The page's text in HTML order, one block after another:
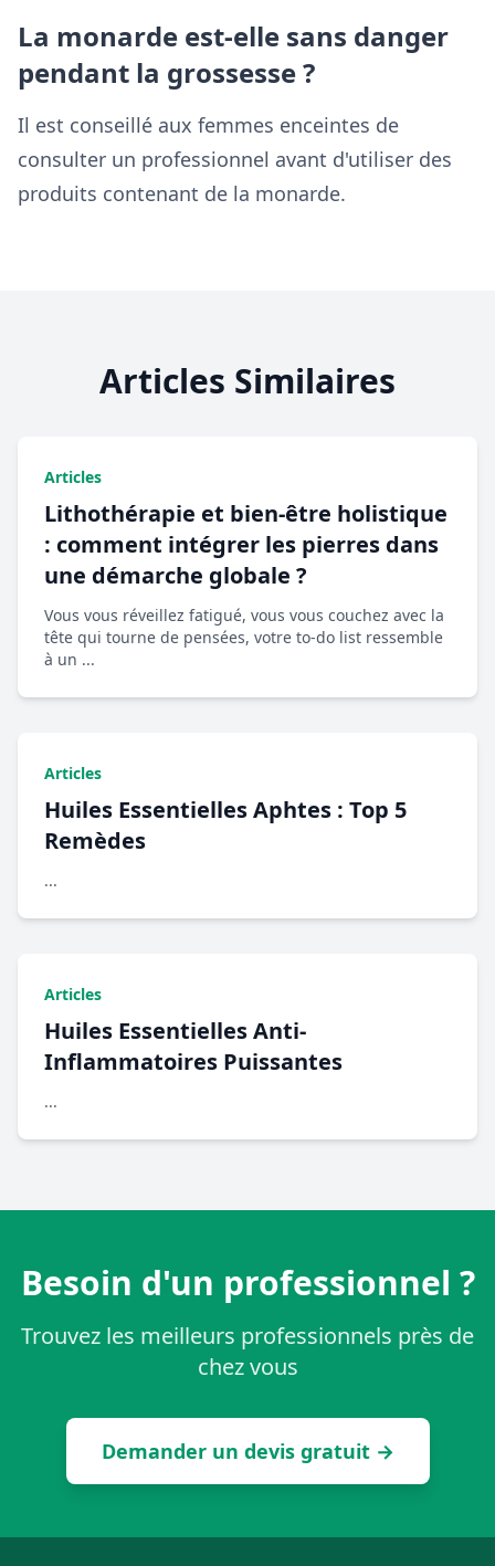
La monarde est-elle sans danger
pendant la grossesse ?
Il est conseillé aux femmes enceintes de
consulter un professionnel avant d'utiliser des
produits contenant de la monarde.
Articles Similaires
Articles
Lithothérapie et bien-être holistique
: comment intégrer les pierres dans
une démarche globale ?
Vous vous réveillez fatigué, vous vous couchez avec la
tête qui tourne de pensées, votre to-do list ressemble
à un ...
Articles
Huiles Essentielles Aphtes : Top 5
Remèdes
...
Articles
Huiles Essentielles Anti-
Inflammatoires Puissantes
...
Besoin d'un professionnel ?
Trouvez les meilleurs professionnels près de
chez vous
Demander un devis gratuit →